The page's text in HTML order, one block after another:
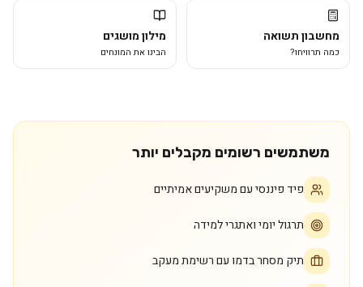
מחשבון תשואה
כמה תרוויחו?
מילון מושגים
הבינו את המונחים
משתמשים רשומים מקבלים יותר
פיד פיננסי עם משקיעים אמיתיים
תרגול יומי ואתגרי למידה
תיק מסחר בדמו עם רשימת מעקב